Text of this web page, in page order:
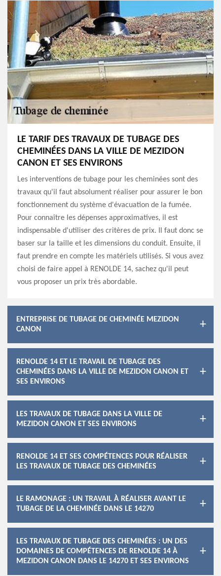
LE TARIF DES TRAVAUX DE TUBAGE DES
CHEMINÉES DANS LA VILLE DE MEZIDON
CANON ET SES ENVIRONS
Les interventions de tubage pour les cheminées sont des
travaux qu'il faut absolument réaliser pour assurer le bon
fonctionnement du système d'évacuation de la fumée.
Pour connaître les dépenses approximatives, il est
indispensable d'utiliser des critères de prix. Il faut donc se
baser sur la taille et les dimensions du conduit. Ensuite, il
faut prendre en compte les matériels utilisés. Si vous avez
choisi de faire appel à RENOLDE 14, sachez qu'il peut
vous proposer un prix très abordable.
ENTREPRISE DE TUBAGE DE CHEMINÉE MEZIDON
CANON
RENOLDE 14 ET LE TRAVAIL DE TUBAGE DES
CHEMINÉES DANS LA VILLE DE MEZIDON CANON ET
SES ENVIRONS
LES TRAVAUX DE TUBAGE DANS LA VILLE DE
MEZIDON CANON ET SES ENVIRONS
RENOLDE 14 ET SES COMPÉTENCES POUR RÉALISER
LES TRAVAUX DE TUBAGE DES CHEMINÉES
LE RAMONAGE : UN TRAVAIL À RÉALISER AVANT LE
TUBAGE DE LA CHEMINÉE DANS LE 14270
LES TRAVAUX DE TUBAGE DES CHEMINÉES : UN DES
DOMAINES DE COMPÉTENCES DE RENOLDE 14 À
MEZIDON CANON DANS LE 14270 ET SES ENVIRONS